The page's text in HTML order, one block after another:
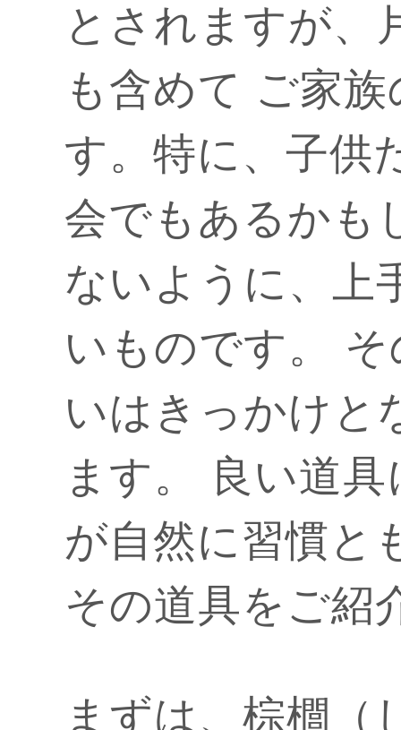
とされますが、
も含めて ご家
す。特に、子供
会でもあるかも
ないように、上
いものです。
いはきっかけと
ます。 良い道
が自然に習慣と
その道具をご紹
まずは、 棕櫚（